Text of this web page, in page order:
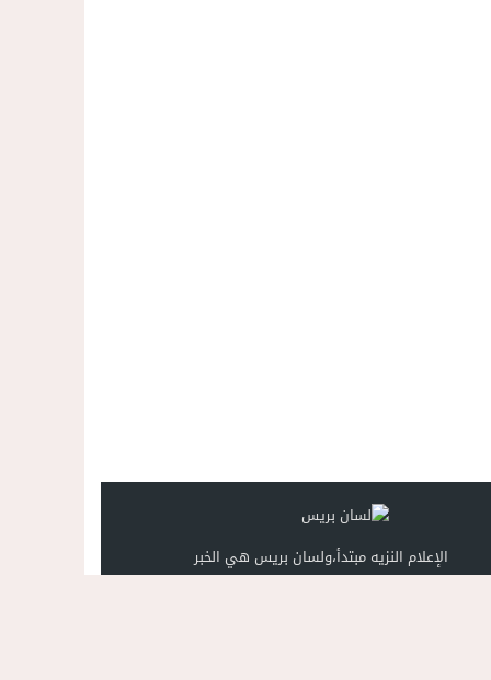
الإعلام النزيه مبتدأ،ولسان بريس هي الخبر